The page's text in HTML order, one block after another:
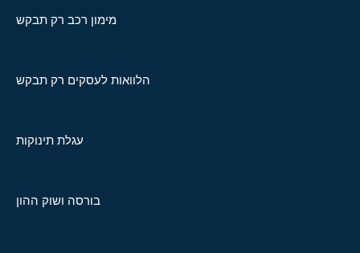
מימון רכב רק תבקש
הלוואות לעסקים רק תבקש
עגלת תינוקות
בורסה ושוק ההון